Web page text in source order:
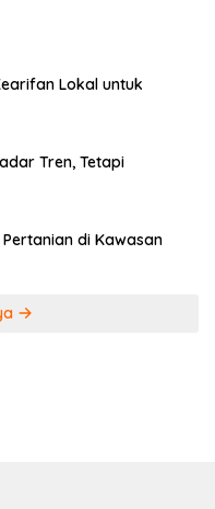
Lokal untuk
Tren, Tetapi
di Kawasan